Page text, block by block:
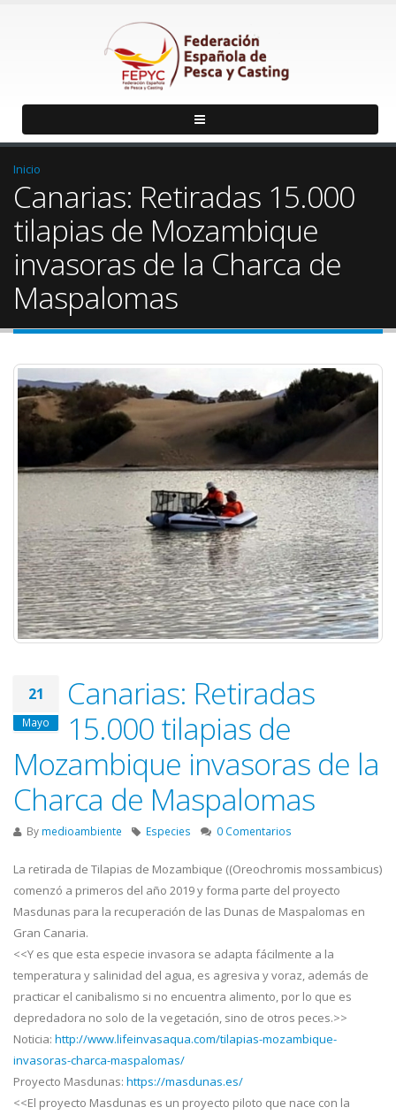
Inicio
Canarias: Retiradas 15.000
tilapias de Mozambique
invasoras de la Charca de
Maspalomas
21
Mayo
Canarias: Retiradas
15.000 tilapias de
Mozambique invasoras de la
Charca de Maspalomas
By medioambiente Especies 0 Comentarios
La retirada de Tilapias de Mozambique ((Oreochromis mossambicus)
comenzó a primeros del año 2019 y forma parte del proyecto
Masdunas para la recuperación de las Dunas de Maspalomas en
Gran Canaria.
<<Y es que esta especie invasora se adapta fácilmente a la
temperatura y salinidad del agua, es agresiva y voraz, además de
practicar el canibalismo si no encuentra alimento, por lo que es
depredadora no solo de la vegetación, sino de otros peces.>>
Noticia: http://www.lifeinvasaqua.com/tilapias-mozambique-
invasoras-charca-maspalomas/
Proyecto Masdunas: https://masdunas.es/
<<El proyecto Masdunas es un proyecto piloto que nace con la